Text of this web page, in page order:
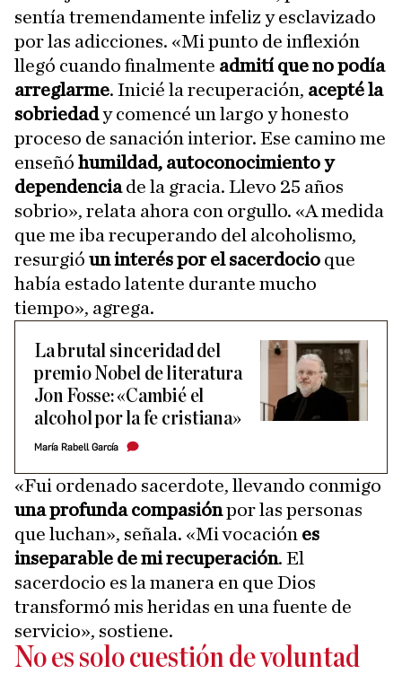
sentía tremendamente infeliz y esclavizado
por las adicciones. «Mi punto de inflexión
llegó cuando finalmente admití que no podía
arreglarme. Inicié la recuperación, acepté la
sobriedady comencé un largo y honesto
proceso de sanación interior. Ese camino me
enseñó humildad, autoconocimiento y
dependenciade la gracia. Llevo 25 años
sobrio», relata ahora con orgullo. «A medida
que me iba recuperando del alcoholismo,
resurgió un interés por el sacerdocio que
había estado latente durante mucho
tiempo», agrega.
La brutal sinceridad del
premio Nobel de literatura
Jon Fosse: «Cambié el
alcohol por la fe cristiana»
María Rabell García
«Fui ordenado sacerdote, llevando conmigo
una profunda compasiónpor las personas
que luchan», señala. «Mi vocación es
inseparable de mi recuperación. El
sacerdocio es la manera en que Dios
transformó mis heridas en una fuente de
servicio», sostiene.
No es solo cuestión de voluntad